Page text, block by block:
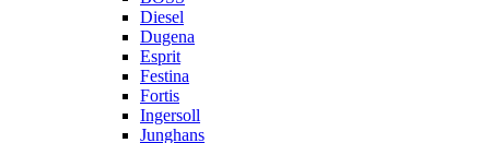
Diesel
Dugena
Esprit
Festina
Fortis
Ingersoll
Junghans